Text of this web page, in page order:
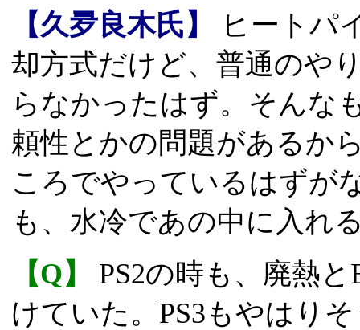
【久夛良木氏】
ヒートパ
却方式だけど、普通のや
らなかったはず。そんな
頼性とかの問題があるか
ころでやっているはずが
も、水冷であの中に入れ
【Q】
PS2の時も、廃熱
けていた。PS3もやはり